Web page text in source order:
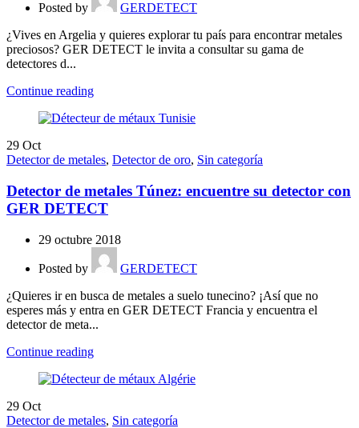
Posted by
GERDETECT
¿Vives en Argelia y quieres explorar tu país para encontrar metales
preciosos? GER DETECT le invita a consultar su gama de
detectores d...
Continue reading
29 Oct
Detector de metales, Detector de oro, Sin categoría
Detector de metales Túnez: encuentre su detector con
GER DETECT
29 octubre 2018
Posted by
GERDETECT
¿Quieres ir en busca de metales a suelo tunecino? ¡Así que no
esperes más y entra en GER DETECT Francia y encuentra el
detector de meta...
Continue reading
29 Oct
Detector de metales, Sin categoría